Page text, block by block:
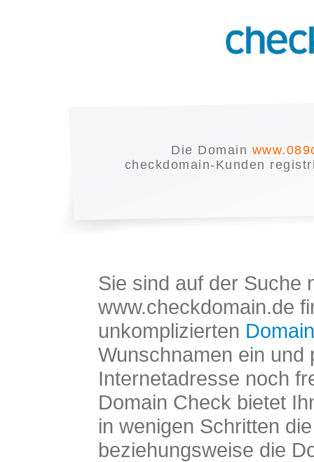
Die Domain
checkdomain-Kunden
Sie sind auf der Suche
www.checkdomain.de
unkomplizierten
Wunschnamen ein und
Internetadresse noch
Domain Check bietet
in wenigen Schritten
beziehungsweise die